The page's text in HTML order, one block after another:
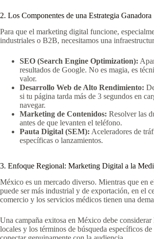
2. Los Componentes de una Estrategia Ganadora
Para que el marketing digital funcione,
industriales o B2B, necesitamos una
SEO (Search Engine Optimization):
resultados de Google. No es magia, es
valor.
Desarrollo Web de Alto Rendimiento:
si tu página tarda más de 3 segundos en
navegar.
Marketing de Contenidos: Resolver las
antes de que levanten el teléfono.
Pauta Digital (SEM): Aceleradores de
específicas o lanzamientos.
3. Enfoque Regional: Marketing Digital a la
México es un mercado diverso. Mientras que en
puede ser más industrial y de exportación, en el
comercio y los servicios médicos tienen una
Una campaña exitosa en México debe considerar
locales y los términos de búsqueda específicos de